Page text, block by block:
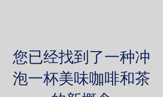
您已经找到了一种冲
泡一杯美味咖啡和茶